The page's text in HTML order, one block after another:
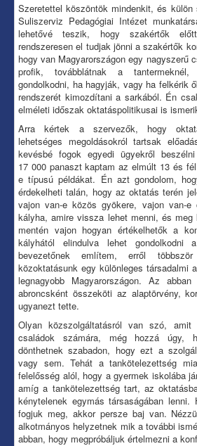
Szeretettel köszöntök mindenkit, és
Suliszerviz Pedagógiai Intézet
lehetővé teszik, hogy szakértők
rendszeresen el tudjak jönni a szakértők
hogy van Magyarországon egy nagyszerű
profik, továbblátnak a tantermeknél,
gondolkodni, ha hagyják, vagy ha felkérik
rendszerét kimozdítani a sarkából. Én
elméleti időszak oktatáspolitikusai is
Arra kértek a szervezők, hogy
lehetséges megoldásokról tartsak
kevésbé fogok egyedi ügyekről
17 000 panaszt kaptam az elmúlt 13 és
e típusú példákat. Én azt gondolom,
érdekelheti talán, hogy az oktatás terén
vajon van-e közös gyökere, vajon van-e
kályha, amire vissza lehet menni, és meg
mentén vajon hogyan értékelhetők a
kályhától elindulva lehet gondolkodni
bevezetőnek említem, erről
közoktatásunk egy különleges társadalmi
legnagyobb Magyarországon. Az
abroncsként összeköti az alaptörvény,
ugyanezt tette.
Olyan közszolgáltatásról van szó,
családok számára, még hozzá úgy,
dönthetnek szabadon, hogy ezt a
vagy sem. Tehát a tankötelezettség
felelősség alól, hogy a gyermek iskolába
amíg a tankötelezettség tart, az
kénytelenek egymás társaságában lenni.
fogjuk meg, akkor persze baj van.
alkotmányos helyzetnek mik a további
abban, hogy megpróbáljuk értelmezni a